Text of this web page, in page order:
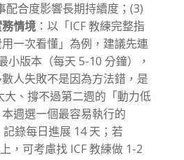
合度影響長期持續度；(3)
情境：以「ICF 教練完整指
一次看懂」為例，建議先連
小版本（每天 5-10 分鐘），
人失敗不是因為方法錯，是
大、撐不過第二週的「動力低
週選一個最容易執行的
錄每日進展 14 天；若
，可考慮找 ICF 教練做 1-2